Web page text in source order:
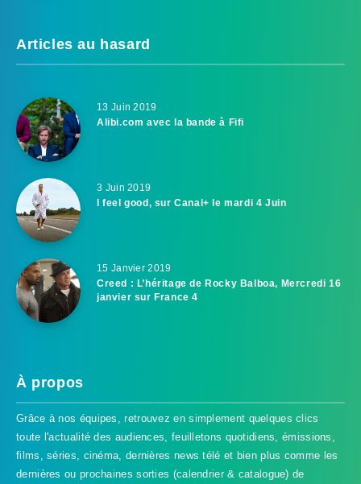
Articles au hasard
13 Juin 2019
Alibi.com avec la bande à Fifi
3 Juin 2019
I feel good, sur Canal+ le mardi 4 Juin
15 Janvier 2019
Creed : L’héritage de Rocky Balboa, Mercredi 16
janvier sur France 4
À propos
Grâce à nos équipes, retrouvez en simplement quelques clics
toute l'actualité des audiences, feuilletons quotidiens, émissions,
films, séries, cinéma, dernières news télé et bien plus comme les
dernières ou prochaines sorties (calendrier & catalogue) de